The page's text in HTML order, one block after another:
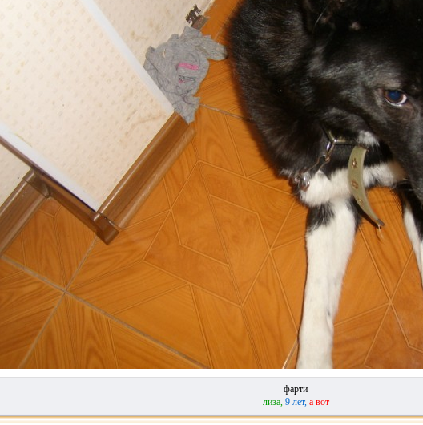
фарти
лиза, 9 лет, а вот